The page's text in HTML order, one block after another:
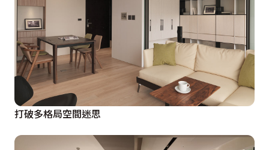
打破多格局空間迷思